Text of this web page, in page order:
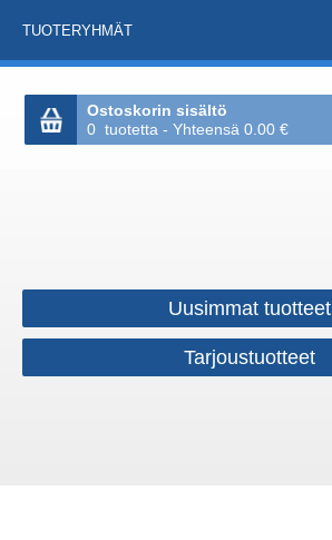
TUOTERYHMÄT
Ostoskorin sisältö
0 tuotetta - Yhteensä 0.00 €
Uusimmat tuotteet
Tarjoustuotteet